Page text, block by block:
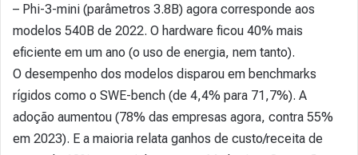
– Phi-3-mini (parâmetros 3.8B) agora corresponde aos
modelos 540B de 2022. O hardware ficou 40% mais
eficiente em um ano (o uso de energia, nem tanto).
O desempenho dos modelos disparou em benchmarks
rígidos como o SWE-bench (de 4,4% para 71,7%). A
adoção aumentou (78% das empresas agora, contra 55%
em 2023). E a maioria relata ganhos de custo/receita de